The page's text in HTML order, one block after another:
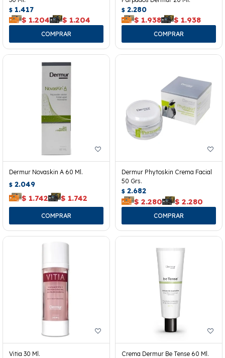
$ 1.417
$ 1.204 $ 1.204
$ 2.280
$ 1.938 $ 1.938
Dermur Novaskin A 60 Ml.
$ 2.049
$ 1.742 $ 1.742
Dermur Phytoskin Crema Facial
50 Grs.
$ 2.682
$ 2.280 $ 2.280
Vitia 30 Ml. Crema Dermur Be Tense 60 Ml.